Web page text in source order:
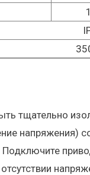
тщательно
напряжения)